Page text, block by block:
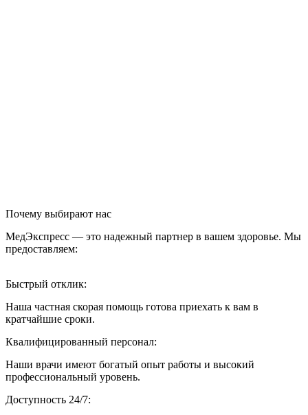
Почему выбирают нас
МедЭкспресс — это надежный партнер в вашем здоровье. Мы
предоставляем:
Быстрый отклик:
Наша частная скорая помощь готова приехать к вам в
кратчайшие сроки.
Квалифицированный персонал:
Наши врачи имеют богатый опыт работы и высокий
профессиональный уровень.
Доступность 24/7: